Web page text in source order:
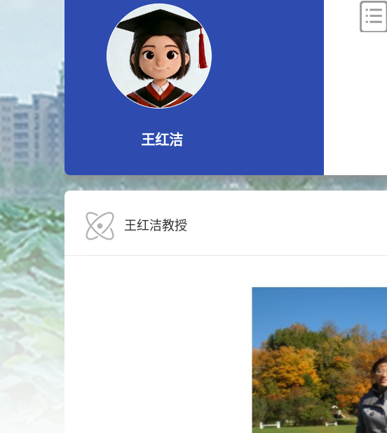
王红洁
王红洁教授